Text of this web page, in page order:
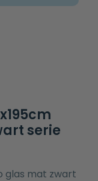
serie
glas mat zwart